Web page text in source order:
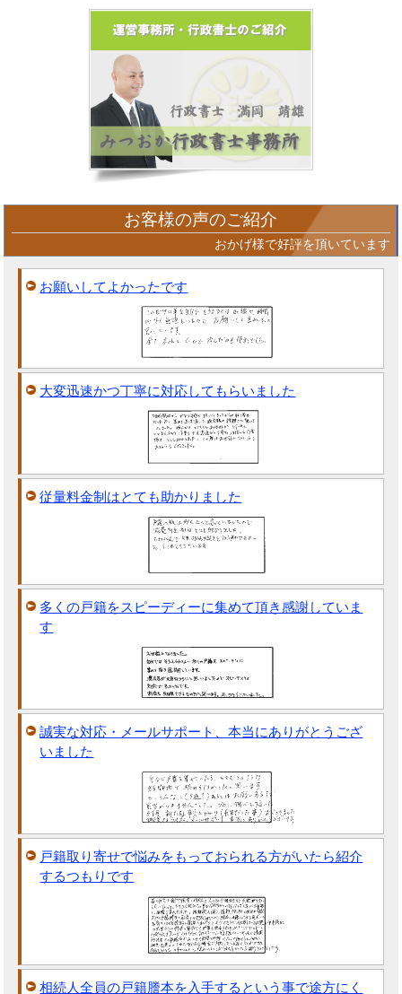
お客様の声のご紹介
おかげ様で好評を頂いています
お願いしてよかったです
大変迅速かつ丁寧に対応してもらいました
従量料金制はとても助かりました
多くの戸籍をスピーディーに集めて頂き感謝していま
す
誠実な対応・メールサポート、本当にありがとうござ
いました
戸籍取り寄せで悩みをもっておられる方がいたら紹介
するつもりです
相続人全員の戸籍謄本を入手するという事で途方にく